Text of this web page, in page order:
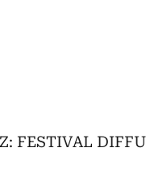
FESTIVAL